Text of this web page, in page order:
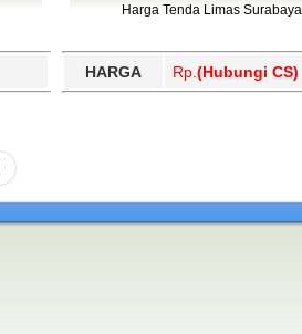
Harga Tenda Limas Surabaya
HARGA Rp. (Hubungi CS)